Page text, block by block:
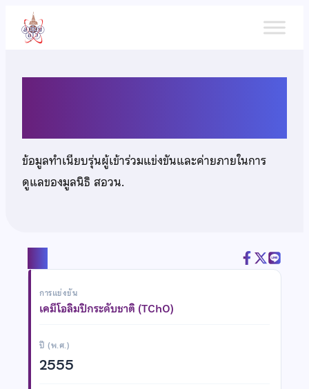
เนื้อหา
ข้อมูลทำเนียบรุ่นผู้เข้าร่วมแข่งขันและค่ายภายในการ
ดูแลของมูลนิธิ สอวน.
การแข่งขัน
เคมีโอลิมปิกระดับชาติ (TChO)
ปี (พ.ศ.)
2555